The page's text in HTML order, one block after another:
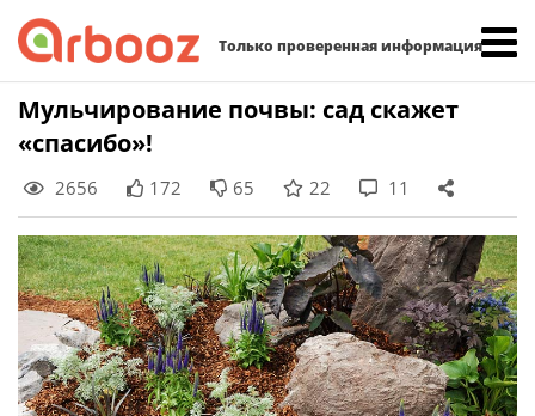
Только проверенная информация
Skip
Мульчирование почвы: сад скажет
«спасибо»!
2656 172 65 22 11
Найти: